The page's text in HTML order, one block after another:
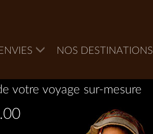
NOS DESTINATIONS
votre voyage sur-mesure